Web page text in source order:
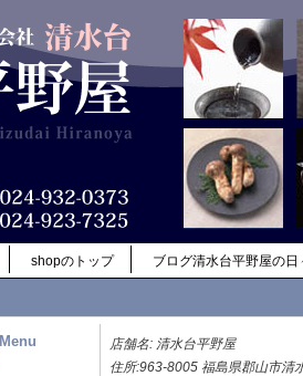
shopのトップ ブログ清水台平野屋の日
Menu
店舗名: 清水台平野屋
住所:963-8005 福島県郡山市清